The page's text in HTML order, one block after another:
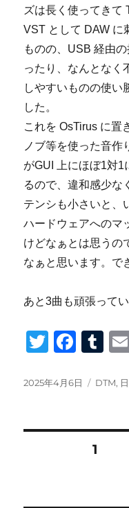
ズは長く使ってきて
VST として DAW に
ものの、USB 経由
ったり、なんとなく
しやすいものの使い
した。
これを OsTirus に置
ノブ等を使った音作
がGUI 上にほぼ1対1
るので、違和感少な
テンシも小さいと、
ハードウェアへのマ
けどなぁとは思うの
なぁと思います。で
あと3曲も頑張ってい
T
tt
F
c
b
T
m
r
投
2025年4月6日
カ
DTM,
固定ページ1